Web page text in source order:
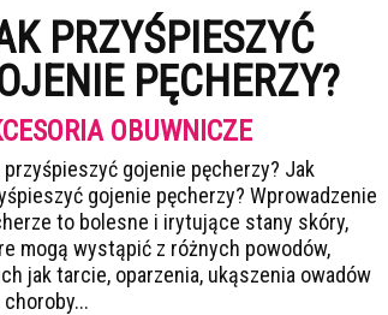
PRZYŚPIESZYĆ
PĘCHERZY?
OBUWNICZE
przyśpieszyć gojenie pęcherzy? Jak
gojenie pęcherzy? Wprowadzenie
to bolesne i irytujące stany skóry,
mogą wystąpić z różnych powodów,
jak tarcie, oparzenia, ukąszenia owadów
choroby...